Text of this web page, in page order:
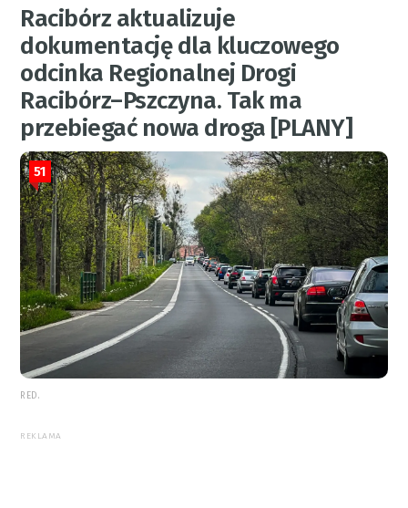
Racibórz aktualizuje
dokumentację dla kluczowego
odcinka Regionalnej Drogi
Racibórz–Pszczyna. Tak ma
przebiegać nowa droga [PLANY]
51
RED.
REKLAMA